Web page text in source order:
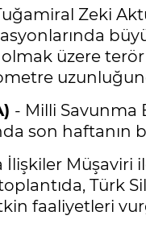
Zeki
üzere
- Milli Savunma
son haftanın
İlişkiler
Türk
faaliyetleri